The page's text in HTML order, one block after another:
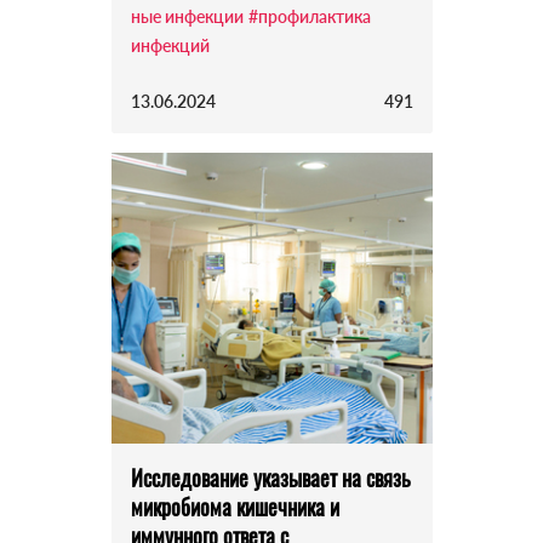
ные инфекции #профилактика
инфекций
13.06.2024 491
Исследование указывает на связь
микробиома кишечника и
иммунного ответа с